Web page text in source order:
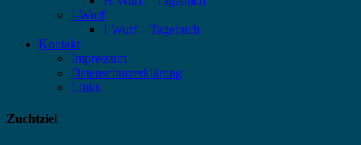
I-Wurf
I-Wurf – Tagebuch
Kontakt
Impressum
Datenschutzerklärung
Links
Zuchtziel